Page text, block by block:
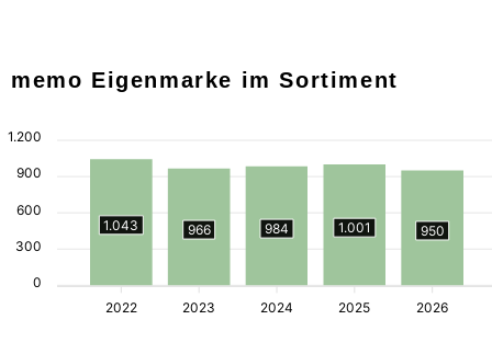
memo Eigenmarke im Sortiment
1.200
900
600
300
0
1.043 966 984 1.001 950
2022 2023 2024 2025 2026